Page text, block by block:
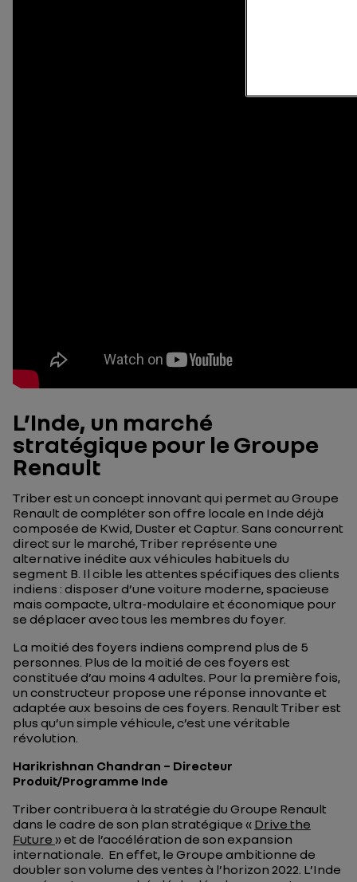
L’Inde, un marché
stratégique pour le Groupe
Renault
Triber est un concept innovant qui permet au Groupe
Renault de compléter son offre locale en Inde déjà
composée de Kwid, Duster et Captur. Sans concurrent
direct sur le marché, Triber représente une
alternative inédite aux véhicules habituels du
segment B. Il cible les attentes spécifiques des clients
indiens : disposer d’une voiture moderne, spacieuse
mais compacte, ultra-modulaire et économique pour
se déplacer avec tous les membres du foyer.
La moitié des foyers indiens comprend plus de 5
personnes. Plus de la moitié de ces foyers est
constituée d’au moins 4 adultes. Pour la première fois,
un constructeur propose une réponse innovante et
adaptée aux besoins de ces foyers. Renault Triber est
plus qu’un simple véhicule, c’est une véritable
révolution.
Harikrishnan Chandran – Directeur
Produit/Programme Inde
Triber contribuera à la stratégie du Groupe Renault
dans le cadre de son plan stratégique « Drive the
Future » et de l’accélération de son expansion
internationale. En effet, le Groupe ambitionne de
doubler son volume des ventes à l’horizon 2022. L’Inde